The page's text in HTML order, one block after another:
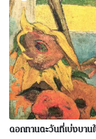
ดอกทานตะวันที่เบ่งบา